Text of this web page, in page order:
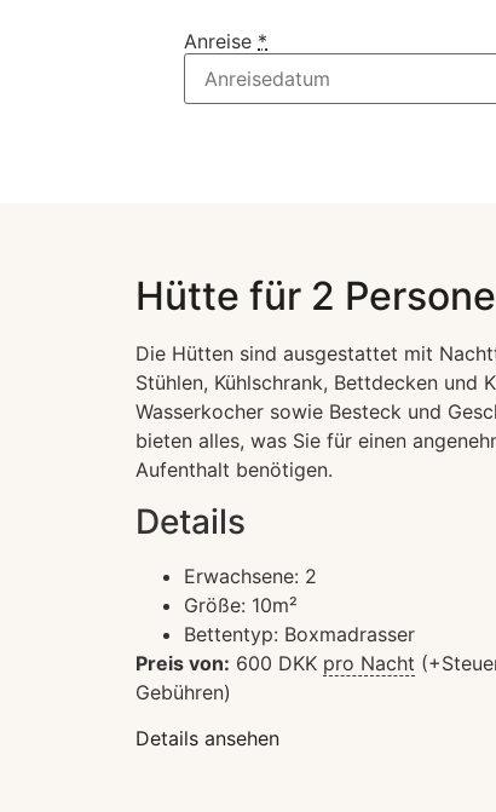
Anreise *
Hütte für 2
Die Hütten sind ausgestattet mit
Stühlen, Kühlschrank, Bettdecken und
Wasserkocher sowie Besteck und
bieten alles, was Sie für einen
Aufenthalt benötigen.
Details
Erwachsene: 2
Größe: 10m²
Bettentyp: Boxmadrasser
Preis von: 600 DKK pro Nacht
Gebühren)
Details ansehen